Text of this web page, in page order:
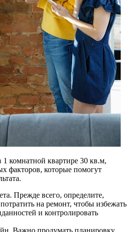
комнатной квартире 30 кв.м,
факторов, которые помогут
Прежде всего, определите,
на ремонт, чтобы избежать
и контролировать
Важно продумать планировку